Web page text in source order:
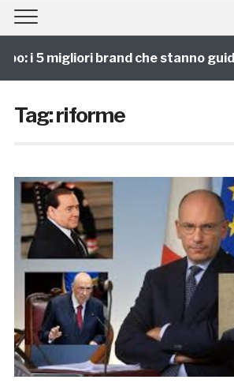
i 5 migliori brand che stanno
Tag:riforme